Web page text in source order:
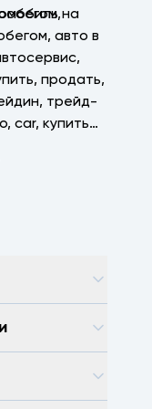
на
авто в
продать,
трейд-
саr, купить
Волгоград,